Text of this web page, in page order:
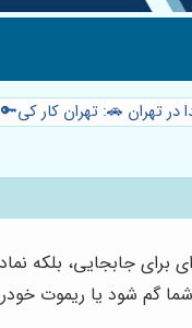
تهران 🚗: تهران کار کی🔑
برای جابجایی، بلکه
گم شود یا ریموت